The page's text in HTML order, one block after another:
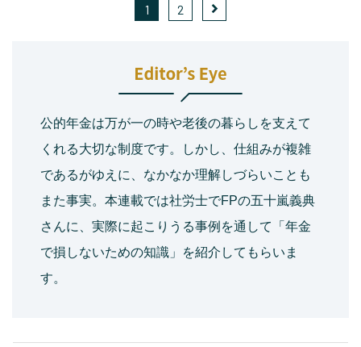
1 2
公的年金は万が一の時や老後の暮らしを支えて
くれる大切な制度です。しかし、仕組みが複雑
であるがゆえに、なかなか理解しづらいことも
また事実。本連載では社労士でFPの五十嵐義典
さんに、実際に起こりうる事例を通して「年金
で損しないための知識」を紹介してもらいま
す。